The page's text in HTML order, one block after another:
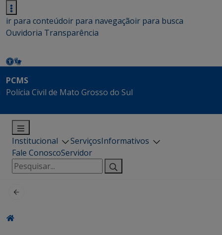
ir para conteúdoir para navegaçãoir para busca
Ouvidoria Transparência
PCMS
Polícia Civil de Mato Grosso do Sul
Institucional ServiçosInformativos
Fale ConoscoServidor
Pesquisar
por: